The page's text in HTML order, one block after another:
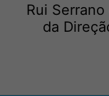
Rui
da